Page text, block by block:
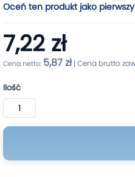
Oceń ten produkt jako pierwszy
7,22 zł
5,87 zł
Ilość